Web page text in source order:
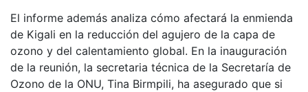
El informe además analiza cómo afectará la enmienda
de Kigali en la reducción del agujero de la capa de
ozono y del calentamiento global. En la inauguración
de la reunión, la secretaria técnica de la Secretaría de
Ozono de la ONU, Tina Birmpili, ha asegurado que si